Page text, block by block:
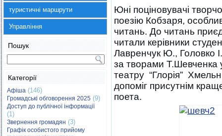
туристичні маршрути
Управління
Пошук
Категорії
Афіша (146)
Громадські обговорення 2025 (9)
Доступ до публічної інформації
(1)
Звернення громадян (3)
Графік особистого прийому
Юні поціновувачі
поезію Кобзаря,
читань. До читань
читали керівники
Лавренчук Ю., Головко
за творами Т.Шевченка
театру “Глорія”
допоміг присутнім
поета.